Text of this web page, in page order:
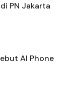
PN Jakarta
AI Phone